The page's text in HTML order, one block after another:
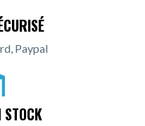
Paypal